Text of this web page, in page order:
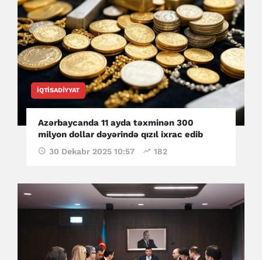
İQTISADIYYAT
Azərbaycanda 11 ayda təxminən 300
milyon dollar dəyərində qızıl ixrac edib
30 Dekabr 2025 10:57 182